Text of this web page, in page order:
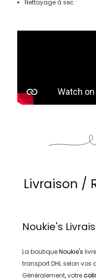
Nettoyage à sec :
Livraison /
Noukie's
La boutiqueNoukie's
transportDHLselon vos
Généralement, votre